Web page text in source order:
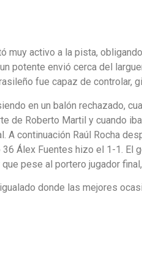
activo a la pista,
potente envió cerca del
fue capaz de controlar,
en un balón rechazado,
de Roberto Martil y cuando
A continuación Raúl Rocha
Álex Fuentes hizo el 1-1.
pese al portero jugador
donde las mejores